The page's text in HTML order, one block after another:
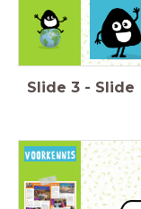
Slide 3 - Slide